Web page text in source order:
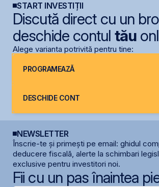
START INVESTIȚII
Discută direct cu un
deschide contul tău
Alege varianta potrivită pentru tine:
PROGRAMEAZĂ
DESCHIDE CONT
NEWSLETTER
Înscrie-te și primești pe email: ghidul
deducere fiscală, alerte la schimbari
exclusive pentru investitori noi.
Fii cu un pas înaintea